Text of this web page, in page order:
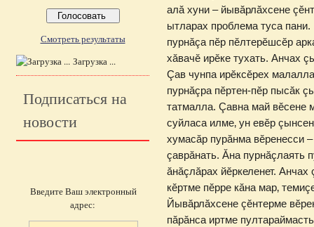
алă хуни – йывăрлăхсене
ытларах проблема туса
пурнăçа пĕр пĕлтерĕшсĕр
хăвачĕ ирĕке тухать. Анчах
Çав чунпа ирĕксĕрех
пурнăçра пĕртен-пĕр пысăк
татмалла. Çавна май вĕсене
суйласа илме‚ ун евĕр
хумасăр пурăнма вĕренесси
çаврăнать. Ăна пурнăçлаять
ăнăçлăрах йĕркеленет.
кĕртме пĕрре кăна мар‚
Йывăрлăхсене çĕнтерме
пăрăнса иртме
Смотреть результаты
Загрузка ...
Подписаться на
новости
Введите Ваш электронный
адрес: